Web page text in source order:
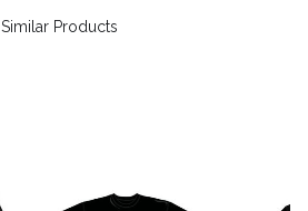
Similar Products